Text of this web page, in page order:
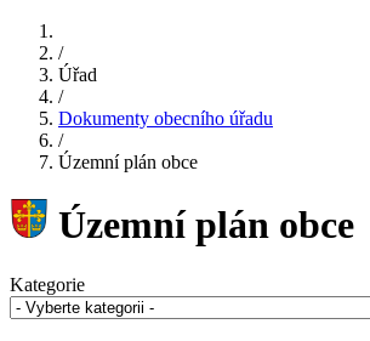
/
Úřad
/
Dokumenty obecního úřadu
/
Územní plán obce
Územní plán obce
Kategorie